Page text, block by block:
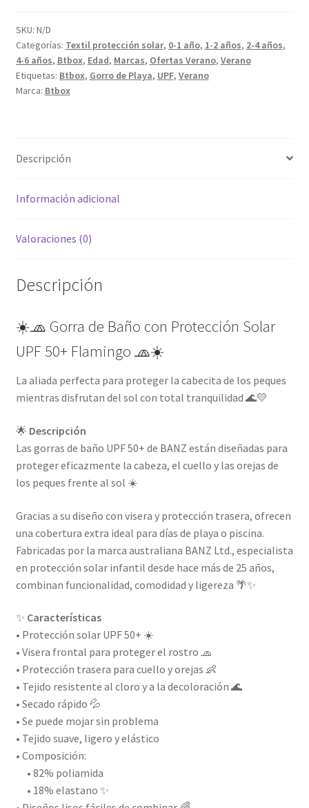
Protección
Solar
UPF
50+
Flamingo
SKU: N/D
Categorías: Textil protección solar, 0-1 año, 1-2 años, 2-4 años,
4-6 años, Btbox, Edad, Marcas, Ofertas Verano, Verano
Etiquetas: Btbox, Gorro de Playa, UPF, Verano
Marca: Btbox
Descripción
Información adicional
Valoraciones (0)
Descripción
☀️🧢 Gorra de Baño con Protección Solar
UPF 50+ Flamingo 🧢☀️
La aliada perfecta para proteger la cabecita de los peques
mientras disfrutan del sol con total tranquilidad 🌊💛
🌟 Descripción
Las gorras de baño UPF 50+ de BANZ están diseñadas para
proteger eficazmente la cabeza, el cuello y las orejas de
los peques frente al sol ☀️
Gracias a su diseño con visera y protección trasera, ofrecen
una cobertura extra ideal para días de playa o piscina.
Fabricadas por la marca australiana BANZ Ltd., especialista
en protección solar infantil desde hace más de 25 años,
combinan funcionalidad, comodidad y ligereza 🌴✨
✨ Características
• Protección solar UPF 50+ ☀️
• Visera frontal para proteger el rostro 🧢
• Protección trasera para cuello y orejas 👶
• Tejido resistente al cloro y a la decoloración 🌊
• Secado rápido 💦
• Se puede mojar sin problema
• Tejido suave, ligero y elástico
• Composición:
• 82% poliamida
• 18% elastano ✨